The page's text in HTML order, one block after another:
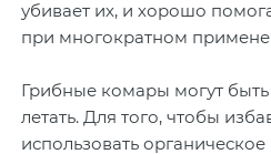
убивает их, и хорошо
при многократном
Грибные комары могут
летать. Для того, чтобы
использовать